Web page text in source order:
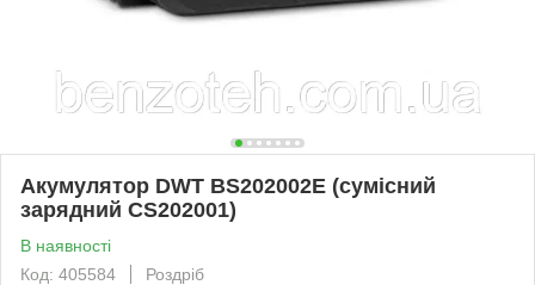
Акумулятор DWT BS202002E (сумісний
зарядний CS202001)
В наявності
Код: 405584
Роздріб